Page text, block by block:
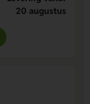
20 augustus